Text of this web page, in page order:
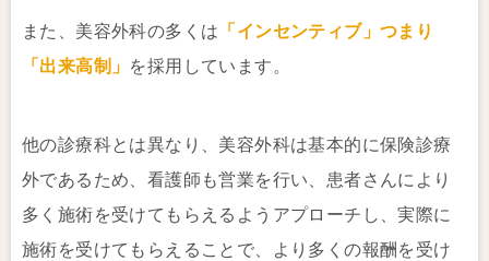
また、美容外科の多くは 「インセンティブ」つまり
「出来高制」 を採用しています。
他の診療科とは異なり、美容外科は基本的に保険診療
外であるため、看護師も営業を行い、患者さんにより
多く施術を受けてもらえるようアプローチし、実際に
施術を受けてもらえることで、より多くの報酬を受け